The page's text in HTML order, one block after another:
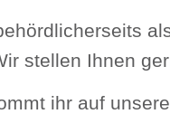
stellen Ihnen
ihr auf